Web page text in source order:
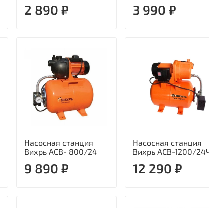
2 890 ₽ 3 990 ₽
Насосная станция
Вихрь АСВ- 800/24
9 890 ₽
Насосная станция
Вихрь АСВ-1200/
12 290 ₽